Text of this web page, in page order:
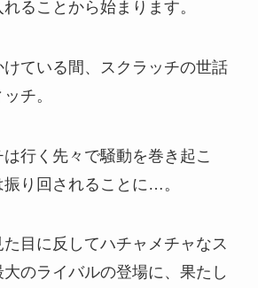
ることから始まります。
けている間、スクラッチの世話
チ。
行く先々で騒動を巻き起こ
り回されることに…。
目に反してハチャメチャなス
のライバルの登場に、果たし